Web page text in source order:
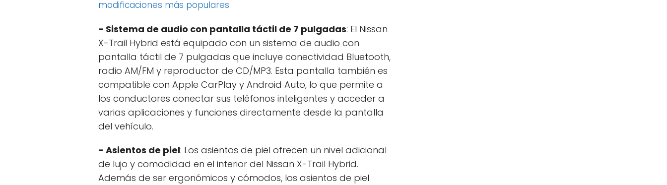
modificaciones más populares
- Sistema de audio con pantalla táctil de 7 pulgadas: El Nissan
X-Trail Hybrid está equipado con un sistema de audio con
pantalla táctil de 7 pulgadas que incluye conectividad Bluetooth,
radio AM/FM y reproductor de CD/MP3. Esta pantalla también es
compatible con Apple CarPlay y Android Auto, lo que permite a
los conductores conectar sus teléfonos inteligentes y acceder a
varias aplicaciones y funciones directamente desde la pantalla
del vehículo.
- Asientos de piel: Los asientos de piel ofrecen un nivel adicional
de lujo y comodidad en el interior del Nissan X-Trail Hybrid.
Además de ser ergonómicos y cómodos, los asientos de piel